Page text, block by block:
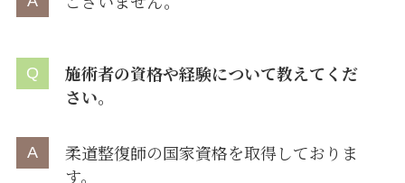
施術者の資格や経験について教えてくだ
さい。
柔道整復師の国家資格を取得しておりま
す。